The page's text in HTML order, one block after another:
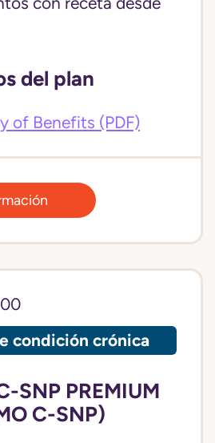
del plan
of Benefits (PDF)
condición crónica
SNP PREMIUM
C-SNP)